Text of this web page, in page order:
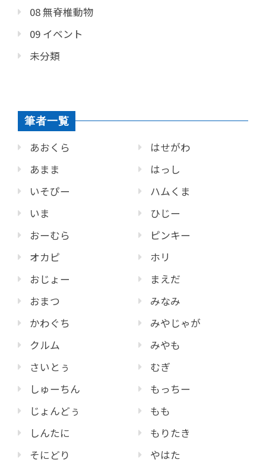
08 無脊椎動物
09 イベント
未分類
筆者一覧
あおくら
あまま
いそぴー
いま
おーむら
オカピ
おじょー
おまつ
かわぐち
クルム
さいとぅ
しゅーちん
じょんどぅ
しんたに
そにどり
はせがわ
はっし
ハムくま
ひじー
ピンキー
ホリ
まえだ
みなみ
みやじゃが
みやも
むぎ
もっちー
もも
もりたき
やはた